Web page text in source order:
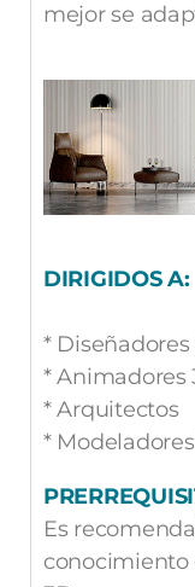
mejor se
DIRIGIDOS A:
* Diseñadores
* Animadores
* Arquitectos
*
Es
conocimiento